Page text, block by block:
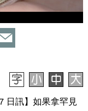
日訊】如果拿罕見